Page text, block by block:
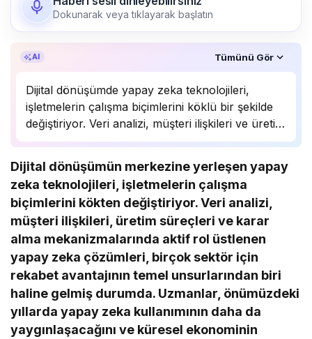
Dokunarak veya tıklayarak başlatın
AI Tümünü Gör
Dijital dönüşümde yapay zeka teknolojileri,
işletmelerin çalışma biçimlerini köklü bir şekilde
değiştiriyor. Veri analizi, müşteri ilişkileri ve üretim
süreçlerinde önemli bir rol oynayan yapay zeka,
Uzmanlar, bu teknolojinin önümüzdeki yıllarda
daha da yaygınlaşarak…
Dijital dönüşümün merkezine yerleşen yapay
zeka teknolojileri, işletmelerin çalışma
biçimlerini kökten değiştiriyor. Veri analizi,
müşteri ilişkileri, üretim süreçleri ve karar
alma mekanizmalarında aktif rol üstlenen
yapay zeka çözümleri, birçok sektör için
rekabet avantajının temel unsurlarından biri
haline gelmiş durumda. Uzmanlar, önümüzdeki
yıllarda yapay zeka kullanımının daha da
yaygınlaşacağını ve küresel ekonominin